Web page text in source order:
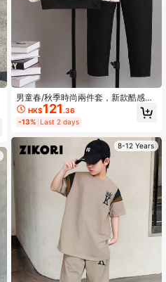
男童春/秋季時尚兩件套，新款酷感休
閒格紋拼接假兩件長袖上衣與黑色長
褲套裝，輕量面料，返校穿搭
HK$121 .36
-13% Last 2 days
8-12 Years